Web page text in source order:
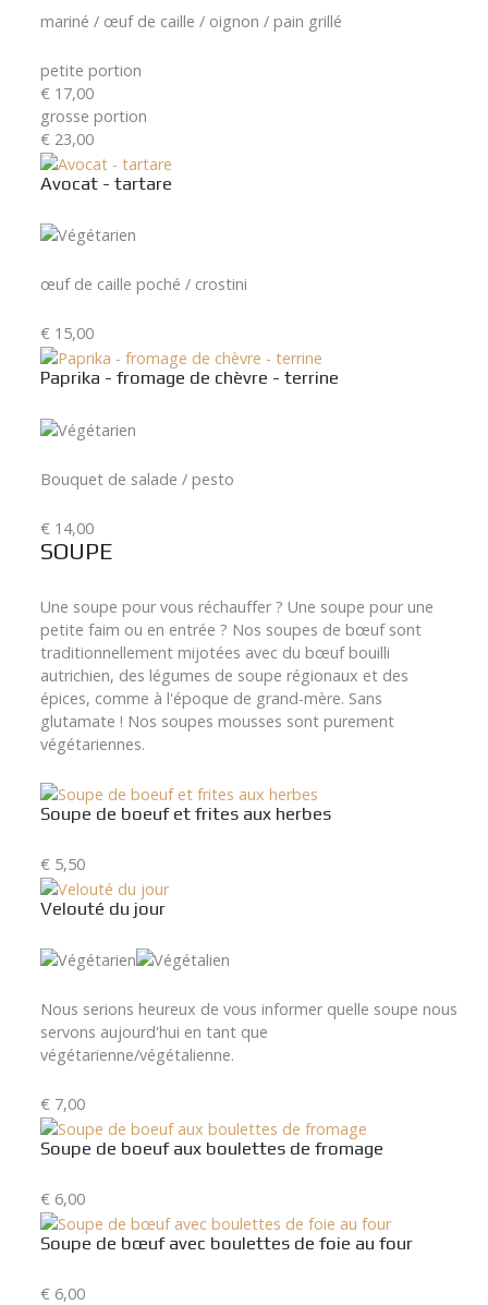
mariné / œuf de caille / oignon / pain grillé
petite portion
€ 17,00
grosse portion
€ 23,00
Avocat - tartare
œuf de caille poché / crostini
€ 15,00
Paprika - fromage de chèvre - terrine
Bouquet de salade / pesto
€ 14,00
SOUPE
Une soupe pour vous réchauffer ? Une soupe pour une
petite faim ou en entrée ? Nos soupes de bœuf sont
traditionnellement mijotées avec du bœuf bouilli
autrichien, des légumes de soupe régionaux et des
épices, comme à l'époque de grand-mère. Sans
glutamate ! Nos soupes mousses sont purement
végétariennes.
Soupe de boeuf et frites aux herbes
€ 5,50
Velouté du jour
Nous serions heureux de vous informer quelle soupe nous
servons aujourd'hui en tant que
végétarienne/végétalienne.
€ 7,00
Soupe de boeuf aux boulettes de fromage
€ 6,00
Soupe de bœuf avec boulettes de foie au four
€ 6,00